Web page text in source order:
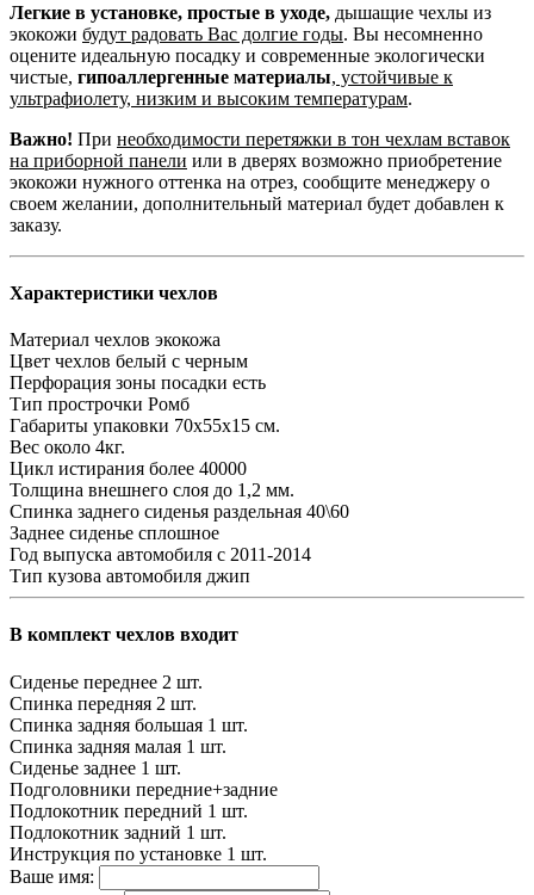
Легкие в установке, простые в уходе, дышащие чехлы из
экокожи будут радовать Вас долгие годы. Вы несомненно
оцените идеальную посадку и современные экологически
чистые, гипоаллергенные материалы, устойчивые к
ультрафиолету, низким и высоким температурам.
Важно! При необходимости перетяжки в тон чехлам вставок
на приборной панели или в дверях возможно приобретение
экокожи нужного оттенка на отрез, сообщите менеджеру о
своем желании, дополнительный материал будет добавлен к
заказу.
Характеристики чехлов
Материал чехлов экокожа
Цвет чехлов белый с черным
Перфорация зоны посадки есть
Тип прострочки Ромб
Габариты упаковки 70х55х15 см.
Вес около 4кг.
Цикл истирания более 40000
Толщина внешнего слоя до 1,2 мм.
Спинка заднего сиденья раздельная 40\60
Заднее сиденье сплошное
Год выпуска автомобиля с 2011-2014
Тип кузова автомобиля джип
В комплект чехлов входит
Сиденье переднее 2 шт.
Спинка передняя 2 шт.
Спинка задняя большая 1 шт.
Спинка задняя малая 1 шт.
Сиденье заднее 1 шт.
Подголовники передние+задние
Подлокотник передний 1 шт.
Подлокотник задний 1 шт.
Инструкция по установке 1 шт.
Ваше имя: